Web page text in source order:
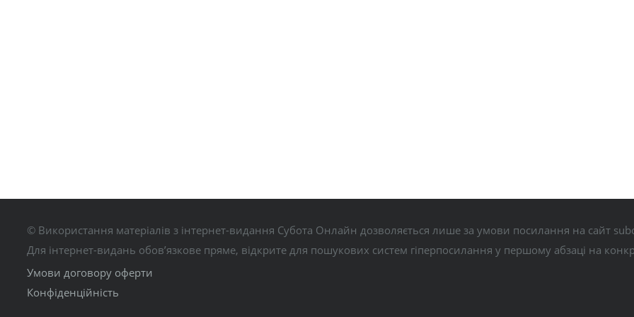
© Використання матеріалів з інтернет-видання Субота Онлайн дозволяється лише за умови посилання на сайт
Для інтернет-видань обов’язкове пряме, відкрите для пошукових систем гіперпосилання у першому абзаці на
Умови договору оферти
Конфіденційність